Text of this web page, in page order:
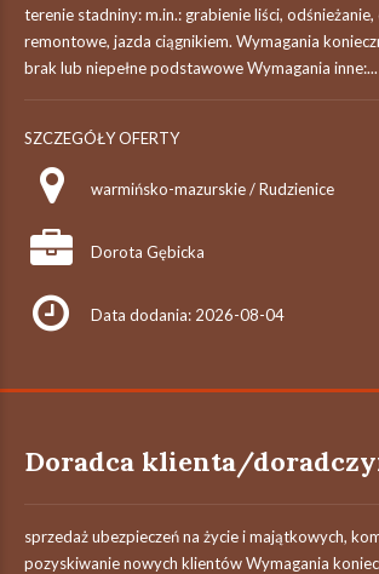
terenie stadniny: m.in.: grabienie liści,
remontowe, jazda ciągnikiem. Wymagania
brak lub niepełne podstawowe Wymagania inne:...
SZCZEGÓŁY OFERTY
warmińsko-mazurskie / Rudzienice
Dorota Gębicka
Data dodania: 2026-08-04
Doradca klienta/
sprzedaż ubezpieczeń na życie i majątkowych,
pozyskiwanie nowych klientów Wymagania